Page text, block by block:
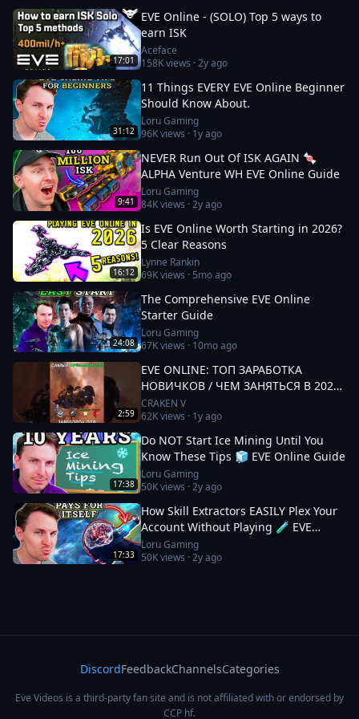
17:01
EVE Online - (SOLO) Top 5 ways to
earn ISK
Aceface
158Kviews ·2y ago
31:12
11 Things EVERY EVE Online Beginner
Should Know About.
Loru Gaming
96Kviews · 1y ago
9:41
NEVER Run Out Of ISK AGAIN 🍬
ALPHA Venture WH EVE Online Guide
Loru Gaming
84Kviews ·2y ago
16:12
Is EVE Online Worth Starting in 2026?
5 Clear Reasons
Lynne Rankin
69Kviews · 5mo ago
24:08
The Comprehensive EVE Online
Starter Guide
Loru Gaming
67Kviews · 10mo ago
2:59
EVE ONLINE: ТОП ЗАРАБОТКА
НОВИЧКОВ / ЧЕМ ЗАНЯТЬСЯ В 2025
#eveonline
CRAKEN V
62Kviews · 1y ago
17:38
Do NOT Start Ice Mining Until You
Know These Tips 🧊 EVE Online Guide
Loru Gaming
50Kviews ·2y ago
17:33
How Skill Extractors EASILY Plex Your
Account Without Playing 🧪 EVE
Online Guide
Loru Gaming
50Kviews ·2y ago
DiscordFeedbackChannelsCategories
Eve Videos is a third-party fan site and is not affiliated with or endorsed by
CCP hf.